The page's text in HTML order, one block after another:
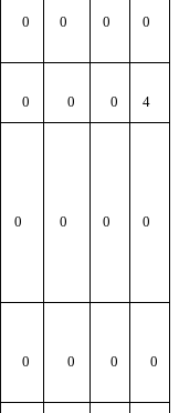
0 0 0 0
0 0 0 4
0 0 0 0
0 0 0 0